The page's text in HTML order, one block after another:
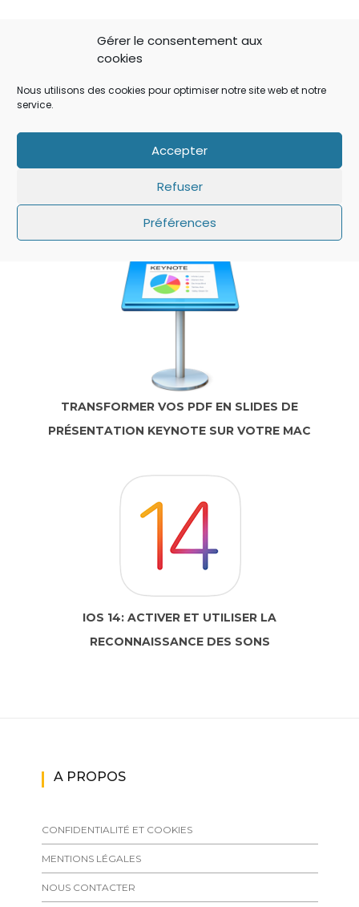
Gérer le consentement aux
cookies
Nous utilisons des cookies pour optimiser notre site web et notre
service.
Accepter
Refuser
Préférences
IOS: QUE FAIRE SI LE MINUTEUR NE S’AFFICHE
PAS SUR L’ÉCRAN DE VERROUILLAGE ?
TRANSFORMER VOS PDF EN SLIDES DE
PRÉSENTATION KEYNOTE SUR VOTRE MAC
IOS 14: ACTIVER ET UTILISER LA
RECONNAISSANCE DES SONS
A PROPOS
CONFIDENTIALITÉ ET COOKIES
MENTIONS LÉGALES
NOUS CONTACTER